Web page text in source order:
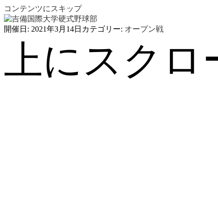
コンテンツにスキップ
開催日: 2021年3月14日 カテゴリー: オープン戦
上にスクロ